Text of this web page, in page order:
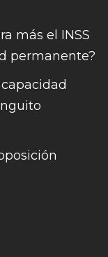
más el INSS
permanente?